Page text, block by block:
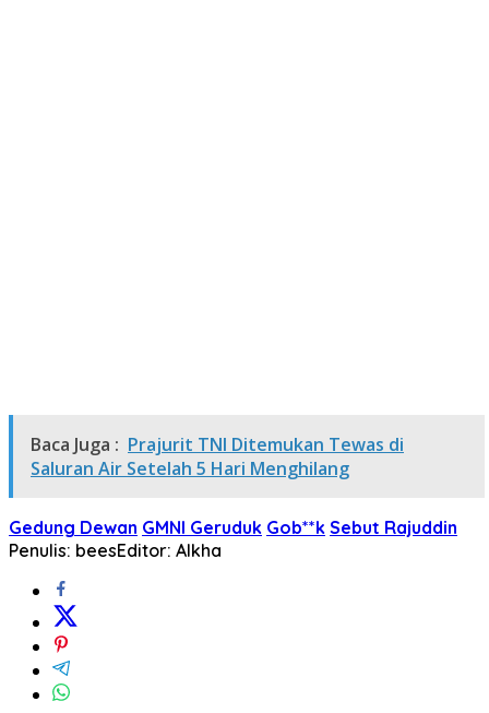
Baca Juga : Prajurit TNI Ditemukan Tewas di
Saluran Air Setelah 5 Hari Menghilang
Gedung Dewan GMNI Geruduk Gob**k Sebut Rajuddin
Penulis: beesEditor: Alkha